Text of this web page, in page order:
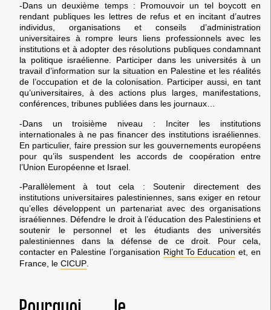
-Dans un deuxième temps : Promouvoir un tel boycott en
rendant publiques les lettres de refus et en incitant d’autres
individus, organisations et conseils d’administration
universitaires à rompre leurs liens professionnels avec les
institutions et à adopter des résolutions publiques condamnant
la politique israélienne. Participer dans les universités à un
travail d’information sur la situation en Palestine et les réalités
de l’occupation et de la colonisation. Participer aussi, en tant
qu’universitaires, à des actions plus larges, manifestations,
conférences, tribunes publiées dans les journaux…
-Dans un troisième niveau : Inciter les institutions
internationales à ne pas financer des institutions israéliennes.
En particulier, faire pression sur les gouvernements européens
pour qu’ils suspendent les accords de coopération entre
l’Union Européenne et Israel.
-Parallèlement à tout cela : Soutenir directement des
institutions universitaires palestiniennes, sans exiger en retour
qu’elles développent un partenariat avec des organisations
israéliennes. Défendre le droit à l’éducation des Palestiniens et
soutenir le personnel et les étudiants des universités
palestiniennes dans la défense de ce droit. Pour cela,
contacter en Palestine l’organisation Right To Education et, en
France, le CICUP